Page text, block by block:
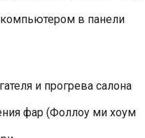
в панели
и прогрева салона
фар (Фоллоу ми хоум